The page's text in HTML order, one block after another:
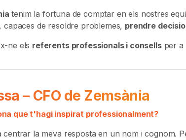
tenim la fortuna de comptar en els nostres
capaces de resoldre problemes, prendre
ne els referents professionals i consellsper a
– CFO de Zemsània
que t'hagi inspirat professionalment?
centrar la meva resposta en un nom i cognom.